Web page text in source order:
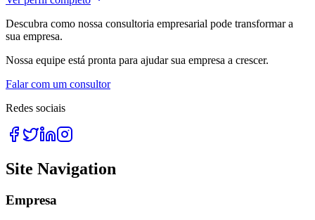
Descubra como nossa consultoria empresarial pode transformar a
sua empresa.
Nossa equipe está pronta para ajudar sua empresa a crescer.
Falar com um consultor
Redes sociais
Site Navigation
Empresa